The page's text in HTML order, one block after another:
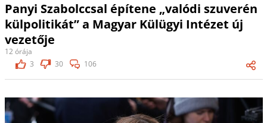
Panyi Szabolccsal építene „valódi szuverén
külpolitikát” a Magyar Külügyi Intézet új
vezetője
12 órája
3
30 106